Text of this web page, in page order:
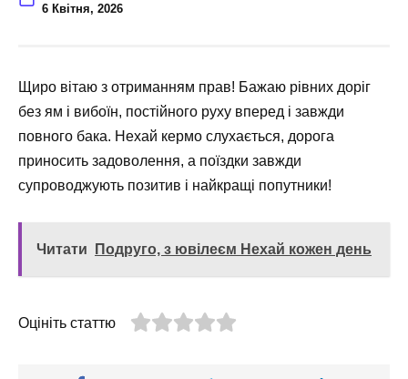
6 Квітня, 2026
Щиро вітаю з отриманням прав! Бажаю рівних доріг
без ям і вибоїн, постійного руху вперед і завжди
повного бака. Нехай кермо слухається, дорога
приносить задоволення, а поїздки завжди
супроводжують позитив і найкращі попутники!
Читати Подруго, з ювілеєм Нехай кожен день
Оцініть статтю